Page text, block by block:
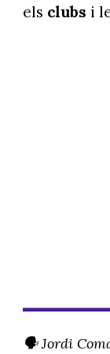
els clubs i
🗣️ Jordi